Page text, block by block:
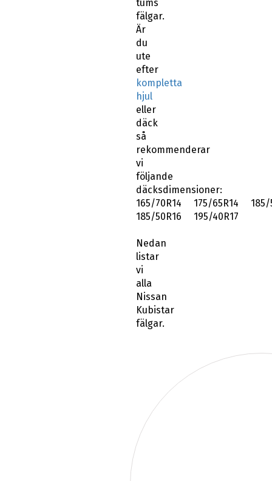
tums
fälgar.
Är
du
ute
efter
kompletta
hjul
eller
däck
så
rekommenderar
vi
följande
däcksdimensioner:
165/70R14 175/65R14 185/
185/50R16 195/40R17
Nedan
listar
vi
alla
Nissan
Kubistar
fälgar.